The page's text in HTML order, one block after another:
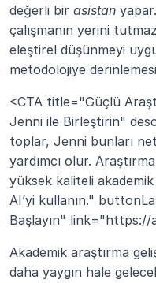
değerli bir asistan
çalışmanın yerini
eleştirel düşünmeyi
metodolojiye
<CTA title="Güçlü
Jenni ile Birleştirin"
toplar, Jenni bunları
yardımcı olur. Araştırma
yüksek kaliteli
AI’yi kullanın."
Başlayın"
Akademik araştırma
daha yaygın hale